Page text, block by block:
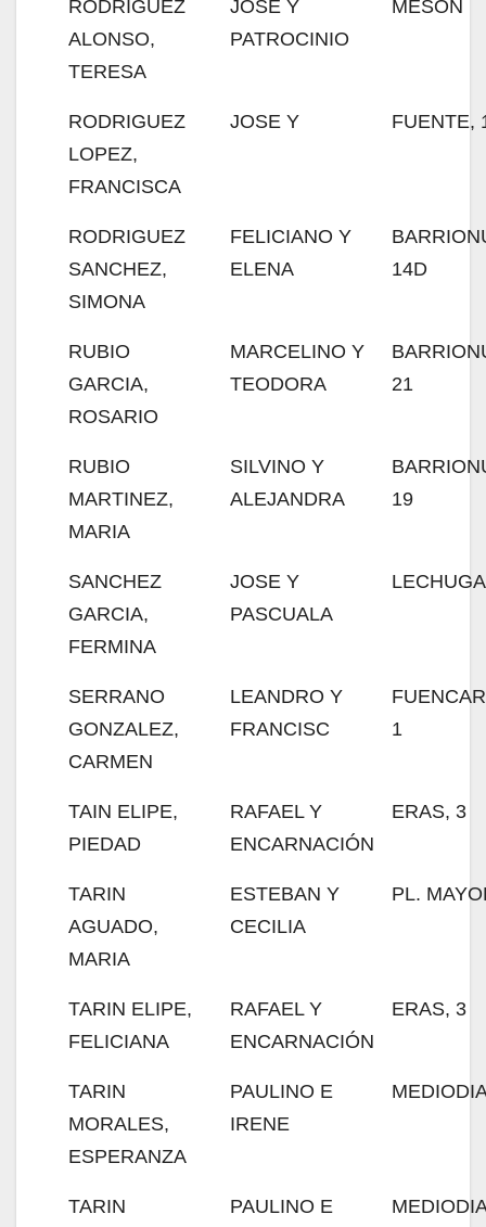
RODRIGUEZ
ALONSO,
TERESA
JOSE Y
PATROCINIO
MESON
RODRIGUEZ
LOPEZ,
FRANCISCA
JOSE Y FUENTE,
RODRIGUEZ
SANCHEZ,
SIMONA
FELICIANO Y
ELENA
14D
RUBIO
GARCIA,
ROSARIO
MARCELINO Y
TEODORA
21
RUBIO
MARTINEZ,
MARIA
SILVINO Y
ALEJANDRA
19
SANCHEZ
GARCIA,
FERMINA
JOSE Y
PASCUALA
SERRANO
GONZALEZ,
CARMEN
LEANDRO Y
FRANCISC
1
TAIN ELIPE,
PIEDAD
RAFAEL Y
ENCARNACIÓN
ERAS, 3
TARIN
AGUADO,
MARIA
ESTEBAN Y
CECILIA
PL.
TARIN ELIPE,
FELICIANA
RAFAEL Y
ENCARNACIÓN
ERAS, 3
TARIN
MORALES,
ESPERANZA
PAULINO E
IRENE
TARIN
PAULINO E